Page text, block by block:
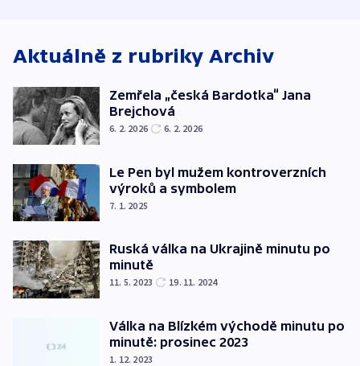
Aktuálně z rubriky Archiv
Zemřela „česká Bardotka“ Jana
Brejchová
6. 2. 2026 6. 2. 2026
Le Pen byl mužem kontroverzních
výroků a symbolem
7. 1. 2025
Ruská válka na Ukrajině minutu po
minutě
11. 5. 2023 19. 11. 2024
Válka na Blízkém východě minutu po
minutě: prosinec 2023
1. 12. 2023